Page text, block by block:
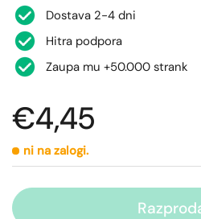
Dostava 2-4 dni
Hitra podpora
Zaupa mu +50.000 strank
€4,45
ni na zalogi.